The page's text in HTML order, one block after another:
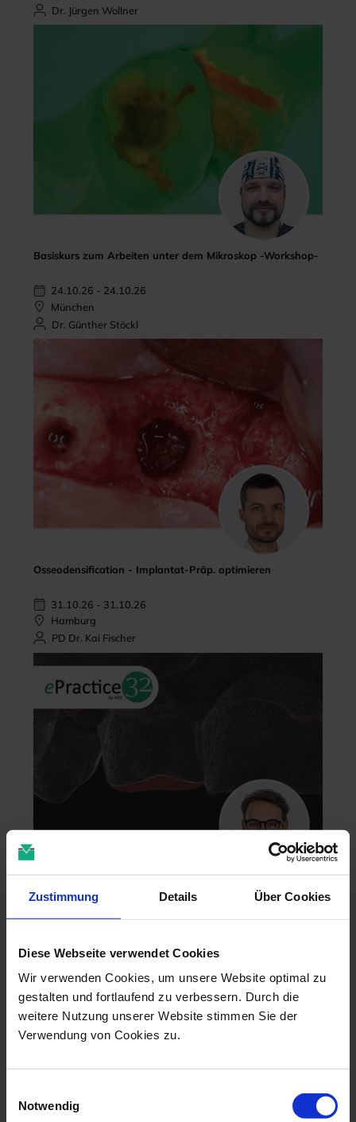
Zustimmung Details Über Cookies
Diese Webseite verwendet Cookies
Wir verwenden Cookies, um unsere Website optimal zu
gestalten und fortlaufend zu verbessern. Durch die
weitere Nutzung unserer Website stimmen Sie der
Verwendung von Cookies zu.
Notwendig
Dr. Jürgen Wollner
Basiskurs zum Arbeiten unter dem Mikroskop -Workshop-
24.10.26 - 24.10.26
München
Dr. Günther Stöckl
Osseodensification - Implantat-Präp. optimieren
31.10.26 - 31.10.26
Hamburg
PD Dr. Kai Fischer
04.11.26 - 04.11.26
Dr. Christian Leonhardt